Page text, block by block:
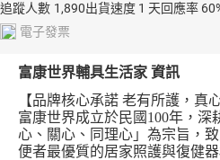
日本購物 電子/紙本書
HOT
追蹤人數 1,890出貨速度 1 天回應率
電子發票
富康世界輔具生活家 資訊
【品牌核心承諾 老有所護，真
富康世界成立於民國100年，深
心、關心、同理心」為宗旨，
便者最優質的居家照護與復健